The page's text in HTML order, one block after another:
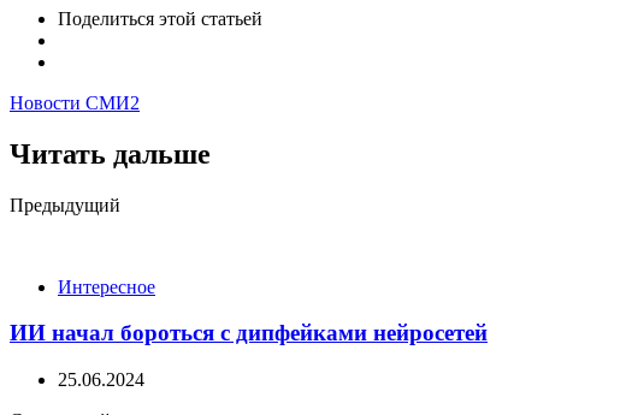
Поделиться этой статьей
Новости СМИ2
Читать дальше
Post
Предыдущий
Интересное
ИИ начал бороться с дипфейками нейросетей
25.06.2024